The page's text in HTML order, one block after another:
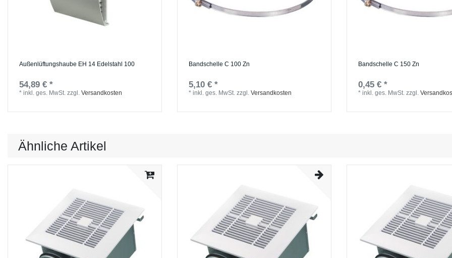
Außenlüftungshaube EH 14 Edelstahl 100
54,89 € *
*inkl. ges. MwSt. zzgl.Versandkosten
Bandschelle C 100 Zn
5,10 € *
*inkl. ges. MwSt. zzgl.Versandkosten
Bandschelle C 150 Zn
0,45 € *
*inkl. ges. MwSt. zzgl.
Ähnliche Artikel